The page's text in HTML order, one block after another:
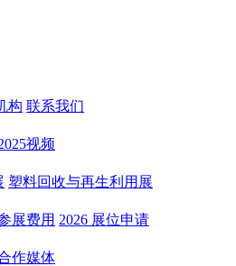
构 联系我们
视频
塑料回收与再生利用展
展费用 2026 展位申请
作媒体